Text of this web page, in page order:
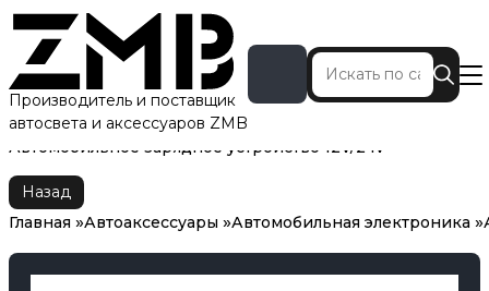
Производитель и поставщик
автосвета и аксессуаров ZMB
Главная Автоаксессуары
Автомобильная электроника
Автомобильное зарядное устройство 12V/24V
Назад
Главная
Автоаксессуары Автомобильная электроника